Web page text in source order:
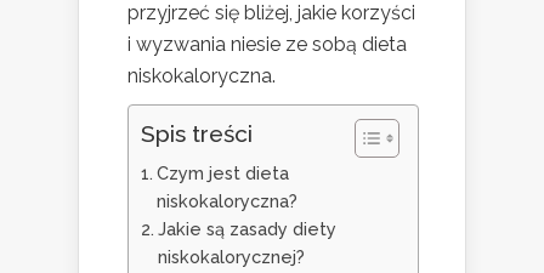
przyjrzeć się bliżej, jakie korzyści
i wyzwania niesie ze sobą dieta
niskokaloryczna.
Spis treści
Czym jest dieta
niskokaloryczna?
Jakie są zasady diety
niskokalorycznej?